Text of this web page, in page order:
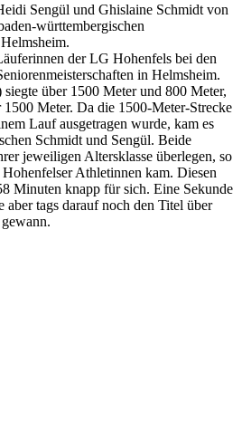
Sengül und Ghislaine Schmidt von
württembergischen
der LG Hohenfels bei den
in Helmsheim.
über 1500 Meter und 800 Meter,
Meter. Da die 1500-Meter-Strecke
Lauf ausgetragen wurde, kam es
Schmidt und Sengül. Beide
jeweiligen Altersklasse überlegen, so
Athletinnen kam. Diesen
Minuten knapp für sich. Eine Sekunde
aber tags darauf noch den Titel über